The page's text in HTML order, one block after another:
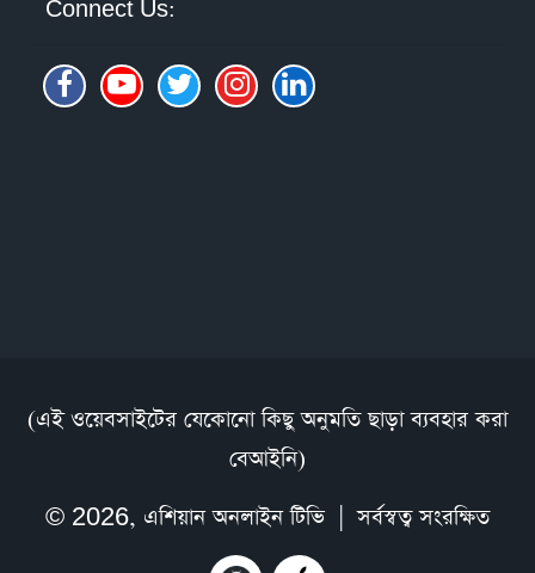
Connect Us:
(এই ওয়েবসাইটের যেকোনো কিছু অনুমতি ছাড়া ব্যবহার করা
বেআইনি)
© 2026, এশিয়ান অনলাইন টিভি| সর্বস্বত্ব সংরক্ষিত